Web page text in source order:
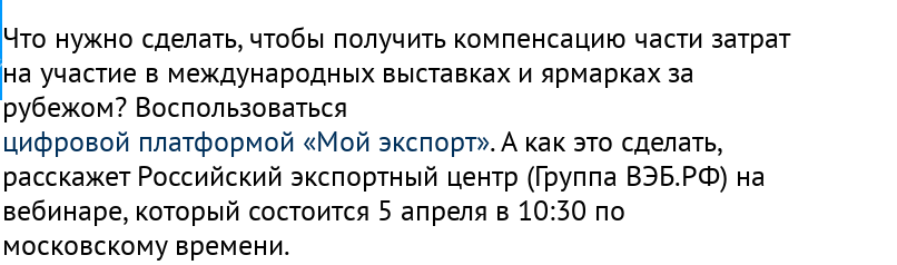
Что нужно сделать, чтобы получить компенсацию части затрат
на участие в международных выставках и ярмарках за
рубежом? Воспользоваться
цифровой платформой «Мой экспорт». А как это сделать,
расскажет Российский экспортный центр (Группа ВЭБ.РФ) на
вебинаре, который состоится 5 апреля в 10:30 по
московскому времени.